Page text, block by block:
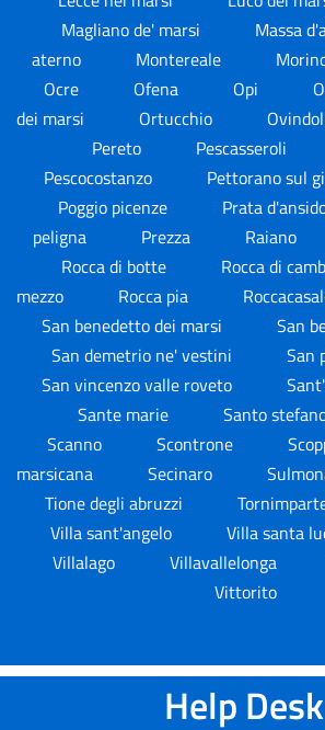
Magliano de' marsi
Massa
aterno
Montereale
Ocre
Ofena Opi
dei marsi
Ortucchio
Pereto
Pescasseroli
Pescocostanzo
Pettorano sul
Poggio picenze
Prata
peligna
Prezza Raiano
Rocca di botte
Rocca di
mezzo
Rocca pia
San benedetto dei marsi
San
San demetrio ne' vestini
San
San vincenzo valle roveto
Sante marie
Santo
Scanno
Scontrone
marsicana
Secinaro
Tione degli abruzzi
Villa sant'angelo
Villa santa
Villalago
Villavallelonga
Vittorito
Help Desk